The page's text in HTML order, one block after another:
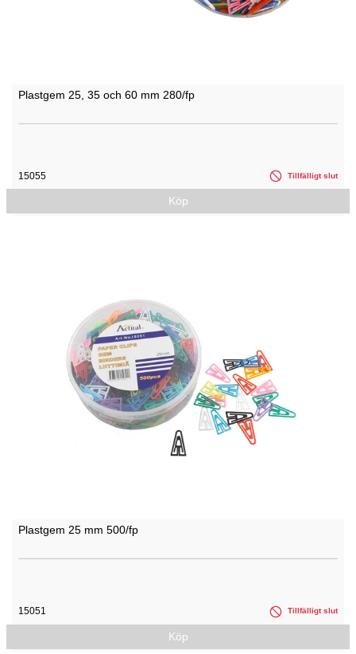
Plastgem 25, 35 och 60 mm 280/fp
15055 Tillfälligt slut
Köp
Plastgem 25 mm 500/fp
15051 Tillfälligt slut
Köp